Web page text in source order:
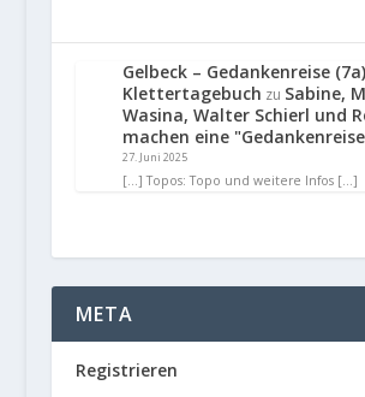
Gelbeck – Gedankenreise
Klettertagebuch zu Sabine,
Wasina, Walter Schierl und
machen eine
27. Juni 2025
[…] Topos: Topo und weitere Infos […]
META
Registrieren